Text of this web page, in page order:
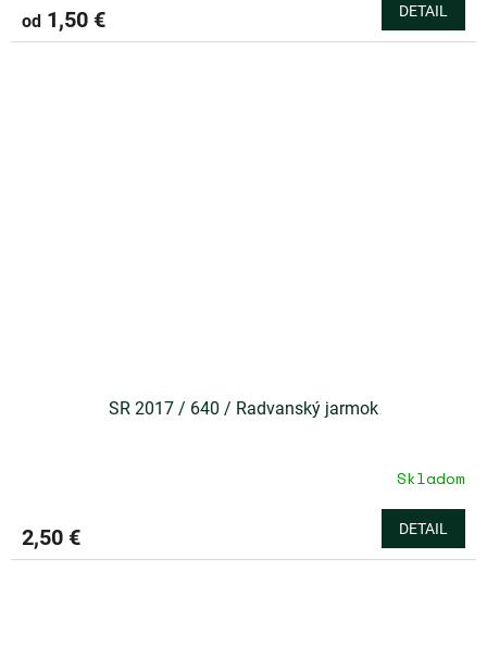
od 1,50 € DETAIL
SR 2017 / 640 / Radvanský jarmok
Skladom
2,50 € DETAIL